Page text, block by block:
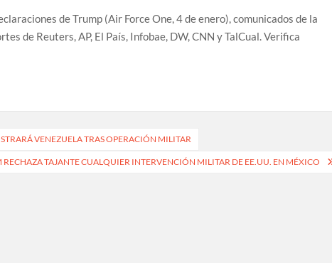
de Trump (Air Force One, 4 de enero), comunicados de la
de Reuters, AP, El País, Infobae, DW, CNN y TalCual. Verifica
VENEZUELA TRAS OPERACIÓN MILITAR
TAJANTE CUALQUIER INTERVENCIÓN MILITAR DE EE.UU. EN MÉXICO